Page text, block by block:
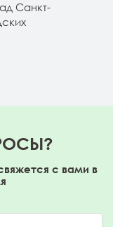
Санкт-
с вами в